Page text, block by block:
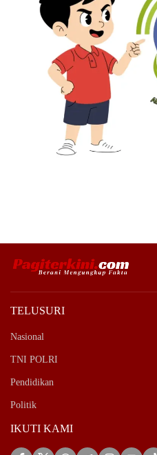
TELUSURI
Nasional
TNI POLRI
Pendidikan
Politik
IKUTI KAMI